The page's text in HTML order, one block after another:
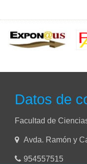
Datos de
Facultad de
Avda. Ramón y
954557515